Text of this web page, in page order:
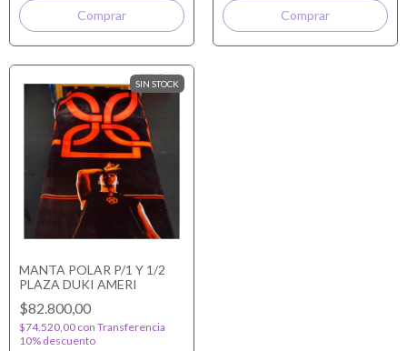
SIN STOCK
MANTA POLAR P/1 Y 1/2
PLAZA DUKI AMERI
$82.800,00
$74.520,00 con Transferencia
10% descuento